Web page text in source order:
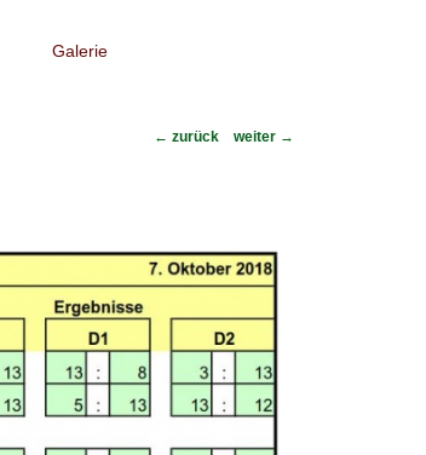
Galerie
Post
← zurück weiter →